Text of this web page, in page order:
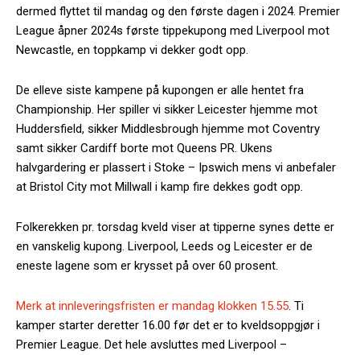
dermed flyttet til mandag og den første dagen i 2024. Premier
League åpner 2024s første tippekupong med Liverpool mot
Newcastle, en toppkamp vi dekker godt opp.
De elleve siste kampene på kupongen er alle hentet fra
Championship. Her spiller vi sikker Leicester hjemme mot
Huddersfield, sikker Middlesbrough hjemme mot Coventry
samt sikker Cardiff borte mot Queens PR. Ukens
halvgardering er plassert i Stoke – Ipswich mens vi anbefaler
at Bristol City mot Millwall i kamp fire dekkes godt opp.
Folkerekken pr. torsdag kveld viser at tipperne synes dette er
en vanskelig kupong. Liverpool, Leeds og Leicester er de
eneste lagene som er krysset på over 60 prosent.
Merk at innleveringsfristen er mandag klokken 15.55 . Ti
kamper starter deretter 16.00 før det er to kveldsoppgjør i
Premier League. Det hele avsluttes med Liverpool –